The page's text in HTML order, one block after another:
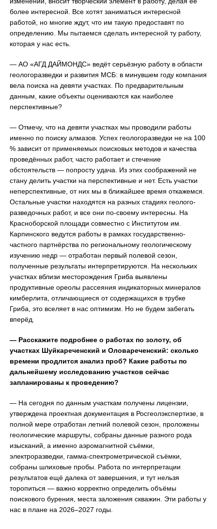
более интересной. Все хотят заниматься интересной
работой, но многие ждут, что им такую предоставят по
определению. Мы пытаемся сделать интересной ту работу,
которая у нас есть.
— АО «АГД ДАЙМОНДС» ведёт серьёзную работу в области
геологоразведки и развития МСБ: в минувшем году компания
вела поиска на девяти участках. По предварительным
данным, какие объекты оцениваются как наиболее
перспективные?
— Отмечу, что на девяти участках мы проводили работы
именно по поиску алмазов. Успех геологоразведки не на 100
% зависит от применяемых поисковых методов и качества
проведённых работ, часто работает и стечение
обстоятельств — попросту удача. Из этих соображений не
стану делить участки на перспективные и нет. Есть участки
неперспективные, от них мы в ближайшее время откажемся.
Остальные участки находятся на разных стадиях геолого-
разведочных работ, и все они по-своему интересны. На
Красноборской площади совместно с Институтом им.
Карпинского ведутся работы в рамках государственно-
частного партнёрства по региональному геологическому
изучению недр — отработан первый полевой сезон,
полученные результаты интерпретируются. На нескольких
участках вблизи месторождения Гриба выявлены
продуктивные ореолы рассеяния индикаторных минералов
кимберлита, отличающиеся от содержащихся в трубке
Гриба, это вселяет в нас оптимизм. Но не будем забегать
вперёд.
— Расскажите подробнее о работах по золоту, об
участках Шуйкареченский и Оловареченский: сколько
времени продлится анализ проб? Какие работы по
дальнейшему исследованию участков сейчас
запланированы к проведению?
— На сегодня по данным участкам получены лицензии,
утверждена проектная документация в Росгеолэкспертизе, в
полной мере отработан летний полевой сезон, проложены
геологические маршруты, собраны данные разного рода
изысканий, а именно аэромагнитной съёмки,
электроразведки, гамма-спектрометрической съёмки,
собраны шлиховые пробы. Работа по интерпретации
результатов ещё далека от завершения, и тут нельзя
торопиться — важно корректно определить объёмы
поискового бурения, места заложения скважин. Эти работы у
нас в плане на 2026–2027 годы.